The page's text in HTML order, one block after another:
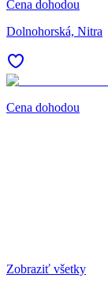
Cena dohodou
Dolnohorská, Nitra
Cena dohodou
Zobraziť všetky